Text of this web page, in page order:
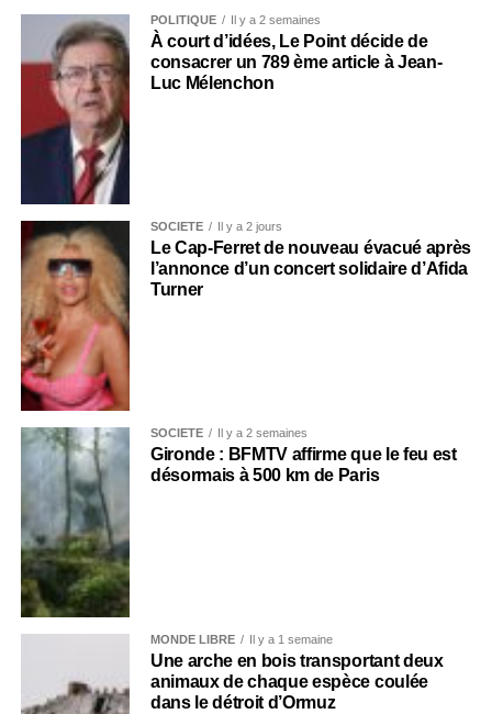
POLITIQUE Il y a 2 semaines
À court d’idées, Le Point décide de
consacrer un 789 ème article à Jean-
Luc Mélenchon
SOCIÉTÉ Il y a 2 jours
Le Cap-Ferret de nouveau évacué après
l’annonce d’un concert solidaire d’Afida
Turner
SOCIÉTÉ Il y a 2 semaines
Gironde : BFMTV affirme que le feu est
désormais à 500 km de Paris
MONDE LIBRE Il y a 1 semaine
Une arche en bois transportant deux
animaux de chaque espèce coulée
dans le détroit d’Ormuz